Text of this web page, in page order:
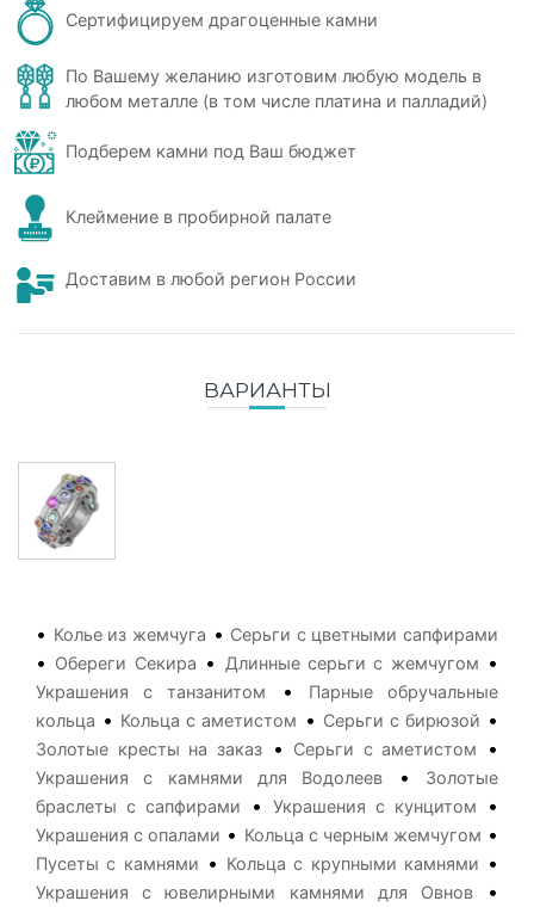
Сертифицируем драгоценные камни
По Вашему желанию изготовим любую модель в
любом металле (в том числе платина и палладий)
Подберем камни под Ваш бюджет
Клеймение в пробирной палате
Доставим в любой регион России
ВАРИАНТЫ
• Колье из жемчуга • Серьги с цветными сапфирами
• Обереги Секира • Длинные серьги с жемчугом •
Украшения с танзанитом •
Парные обручальные
кольца • Кольца с аметистом • Серьги с бирюзой •
Золотые кресты на заказ• Серьги с аметистом •
Украшения с камнями для Водолеев •
Золотые
браслеты с сапфирами
• Украшения с кунцитом •
Украшения с опалами • Кольца с черным жемчугом •
Пусеты с камнями • Кольца с крупными камнями •
Украшения с ювелирными камнями для Овнов•